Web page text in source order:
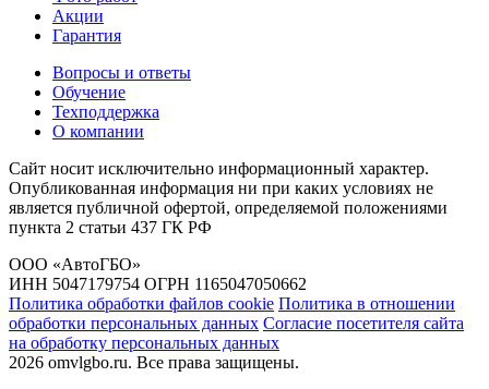
Акции
Гарантия
Вопросы и ответы
Обучение
Техподдержка
О компании
Сайт носит исключительно информационный характер.
Опубликованная информация ни при каких условиях не
является публичной офертой, определяемой положениями
пункта 2 статьи 437 ГК РФ
ООО «АвтоГБО»
ИНН 5047179754 ОГРН 1165047050662
Политика обработки файлов cookie Политика в отношении
обработки персональных данных Согласие посетителя сайта
на обработку персональных данных
2026 omvlgbo.ru. Все права защищены.